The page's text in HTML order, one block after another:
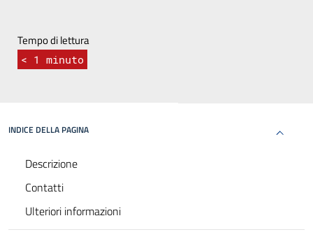
Tempo di lettura
< 1 minuto
INDICE DELLA PAGINA
Descrizione
Contatti
Ulteriori informazioni